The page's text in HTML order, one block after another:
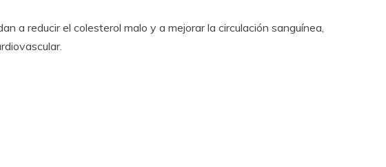
a reducir el colesterol malo y a mejorar la circulación sanguínea,